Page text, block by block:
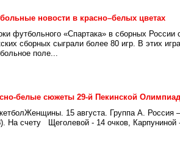
новости в красно–белых цветах
футбольного «Спартака» в сборных России
сборных сыграли более 80 игр. В этих
поле...
белые сюжеты 29-й Пекинской
15 августа. Группа A. Россия
На счету Щеголевой - 14 очков,